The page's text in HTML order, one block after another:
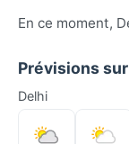
En ce moment,
Prévisions
Delhi